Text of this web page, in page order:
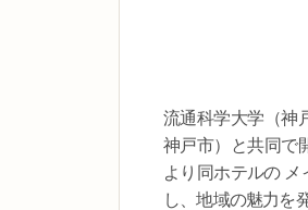
流通科学大学（神
神戸市）と共同で
より同ホテルの
し、地域の魅力を